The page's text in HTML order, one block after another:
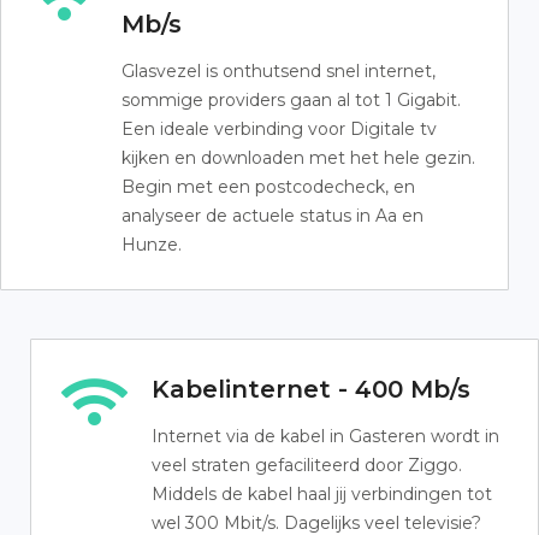
Mb/s
Glasvezel is onthutsend snel internet,
sommige providers gaan al tot 1 Gigabit.
Een ideale verbinding voor Digitale tv
kijken en downloaden met het hele gezin.
Begin met een postcodecheck, en
analyseer de actuele status in Aa en
Hunze.
Kabelinternet - 400 Mb/s
Internet via de kabel in Gasteren wordt in
veel straten gefaciliteerd door Ziggo.
Middels de kabel haal jij verbindingen tot
wel 300 Mbit/s. Dagelijks veel televisie?